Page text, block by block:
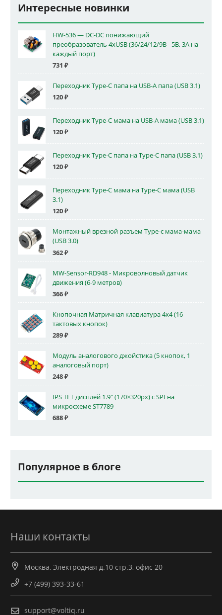
Интересные новинки
HW-536 — DC-DC понижающий
преобразователь 4xUSB (36/24/12/9В - 5В, 3А на
каждый порт)
731 ₽
Переходник Type-C папа на USB-A папа (USB 3.1)
120₽
Переходник Type-C мама на USB-A мама (USB 3.1)
120₽
Переходник Type-C папа на Type-C папа (USB 3.1)
120₽
Переходник Type-C мама на Type-C мама (USB
3.1)
120₽
Монтажный врезной разъем Type-c мама-мама
(USB 3.0)
362₽
MW-Sensor-RD948 - Микроволновый датчик
движения (6-9 метров)
366₽
Кнопочная Матричная клавиатура 4x4 (16
тактовых кнопок)
289₽
Модуль аналогового джойстика (5 кнопок, 1
аналоговый порт)
248₽
IPS TFT дисплей 1.9" (170×320px) с SPI на
микросхеме ST7789
688₽
Популярное в блоге
Наши контакты
Москва, Электродная д.10 стр.3, офис 20
+7 (499) 393-33-61
support@voltiq.ru